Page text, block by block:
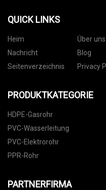
QUICK LINKS
Heim Über uns
Nachricht
Blog
Seitenverzeichnis
Privacy
PRODUKTKATEGORIE
HDPE-Gasrohr
PVC-Wasserleitung
PVC-Elektrorohr
PPR-Rohr
PARTNERFIRMA